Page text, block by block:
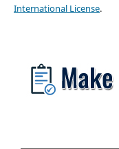
International License.